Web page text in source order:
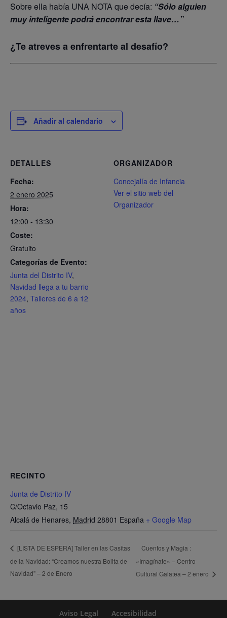
Sobre ella había UNA NOTA que decía: “Sólo alguien
muy inteligente podrá encontrar esta llave…”
¿Te atreves a enfrentarte al desafío?
Añadir al calendario
DETALLES
Fecha:
2 enero 2025
Hora:
12:00 - 13:30
Coste:
Gratuito
Categorías de Evento:
Junta del Distrito IV,
Navidad llega a tu barrio
2024, Talleres de 6 a 12
años
ORGANIZADOR
Concejalía de Infancia
Ver el sitio web del
Organizador
RECINTO
Junta de Distrito IV
C/Octavio Paz, 15
Alcalá de Henares, Madrid 28801 España + Google Map
[LISTA DE ESPERA] Taller en las Casitas
de la Navidad: “Creamos nuestra Bolita de
Navidad” – 2 de Enero
Cuentos y Magia :
«Imagínate» – Centro
Cultural Galatea – 2 enero
Aviso Legal Accesibilidad